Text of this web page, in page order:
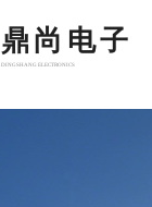
鼎尚电子
DINGSHANG ELECTRONICS